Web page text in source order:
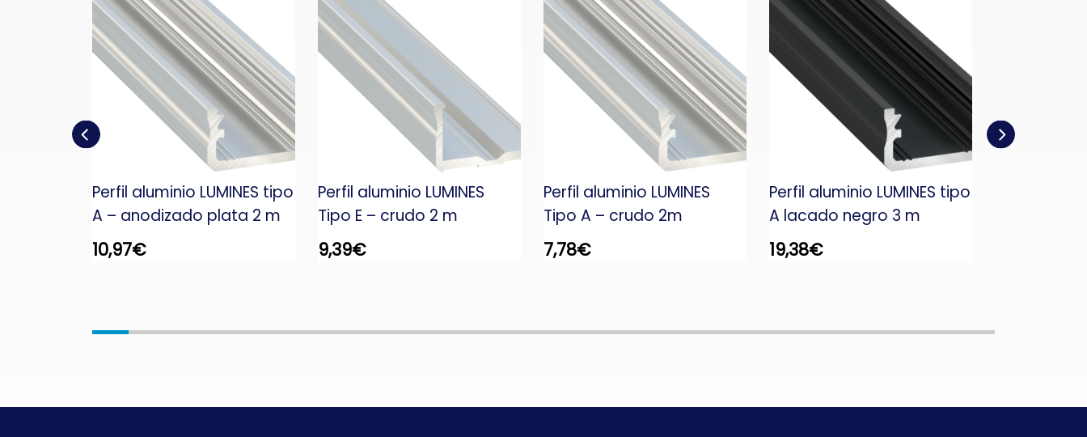
Perfil aluminio LUMINES tipo
A – anodizado plata 2 m
10,97€
Perfil aluminio LUMINES
Tipo E – crudo 2 m
9,39€
Perfil aluminio LUMINES
Tipo A – crudo 2m
7,78€
Perfil aluminio LUMINES tipo
A lacado negro 3 m
19,38€